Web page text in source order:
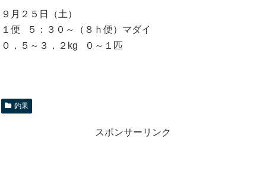
９月２５日（土）
１便 ５：３０～（８ｈ便）マダイ
０．５～３．２kg ０～１匹
釣果
スポンサーリンク